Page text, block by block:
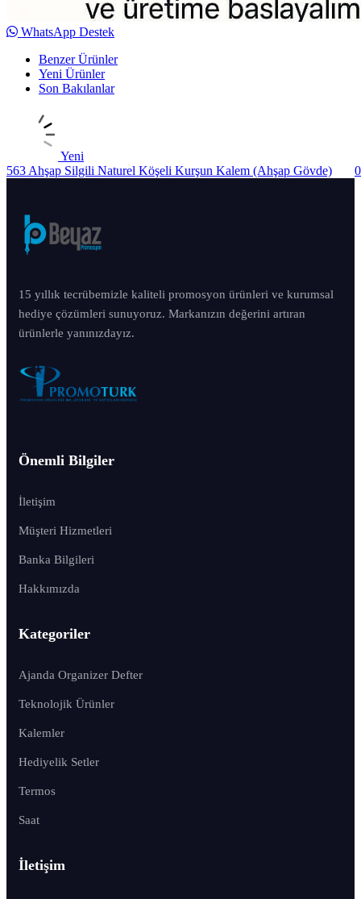
WhatsApp Destek
Benzer Ürünler
Yeni Ürünler
Son Bakılanlar
Yeni
563 Ahşap Silgili Naturel Köşeli Kurşun Kalem (Ahşap Gövde)
15 yıllık tecrübemizle kaliteli promosyon ürünleri ve kurumsal
hediye çözümleri sunuyoruz. Markanızın değerini artıran
ürünlerle yanınızdayız.
Önemli Bilgiler
İletişim
Müşteri Hizmetleri
Banka Bilgileri
Hakkımızda
Kategoriler
Ajanda Organizer Defter
Teknolojik Ürünler
Kalemler
Hediyelik Setler
Termos
Saat
İletişim